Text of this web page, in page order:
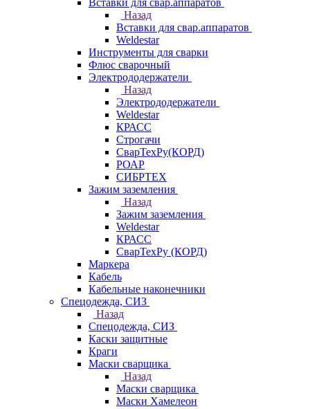
Вставки для свар.аппаратов
Назад
Вставки для свар.аппаратов
Weldestar
Инструменты для сварки
Флюс сварочный
Электрододержатели
Назад
Электрододержатели
Weldestar
КРАСС
Строгачи
СварТехРу(КОРД)
РОАР
СИБРТЕХ
Зажим заземления
Назад
Зажим заземления
Weldestar
КРАСС
СварТехРу (КОРД)
Маркера
Кабель
Кабельные наконечники
Спецодежда, СИЗ
Назад
Спецодежда, СИЗ
Каски защитные
Краги
Маски сварщика
Назад
Маски сварщика
Маски Хамелеон